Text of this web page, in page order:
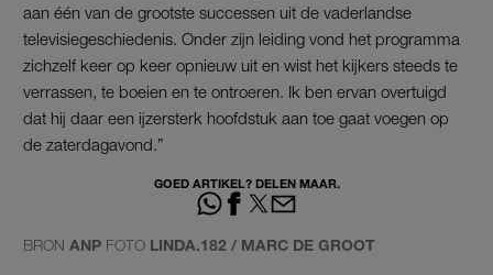
aan één van de grootste successen uit de vaderlandse
televisiegeschiedenis. Onder zijn leiding vond het programma
zichzelf keer op keer opnieuw uit en wist het kijkers steeds te
verrassen, te boeien en te ontroeren. Ik ben ervan overtuigd
dat hij daar een ijzersterk hoofdstuk aan toe gaat voegen op
de zaterdagavond.”
GOED ARTIKEL? DELEN MAAR.
BRON ANP FOTO LINDA.182 / MARC DE GROOT